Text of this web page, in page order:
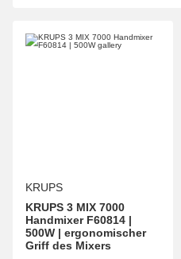
KRUPS
KRUPS 3 MIX 7000
Handmixer F60814 |
500W | ergonomischer
Griff des Mixers